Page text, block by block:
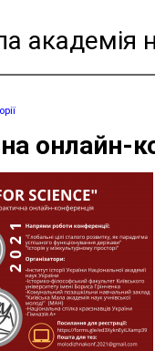
академія
онлайн-